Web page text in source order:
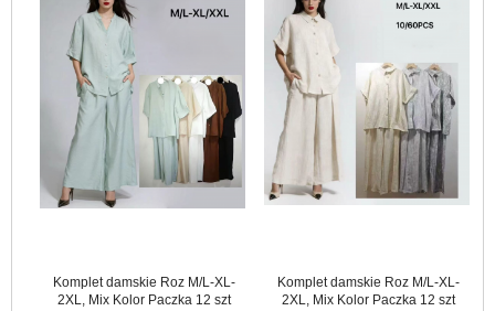
Komplet damskie Roz M/L-XL-
2XL, Mix Kolor Paczka 12 szt
Komplet damskie Roz M/L-XL-
2XL, Mix Kolor Paczka 12 szt